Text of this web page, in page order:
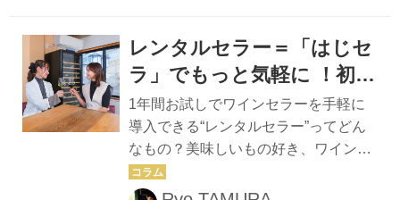
年ぶりに東京にオープンする新店で、
社も力が入っています」と、マネージ
まれ、25歳の若きマネージャー。「サ
ンス・エ・サヴール」副支配人を経て
現職。 新築ビル1階路面の店舗は、ゼ
ロから設計図面を引いたもので、奥行
レンタルセラー＝「はじセ
ラ」でもっと気軽に ！初め
てのワインセラー選び
『Lefier（ルフィエー
ル）』
1年間お試しでワインセラーを手軽に
導入できる“レンタルセラー”ってどん
なもの？美味しいもの好き、ワイン好
き。望月理恵さんと瀬川あずささんが
セラーを巡って女子トーク。ワイン片